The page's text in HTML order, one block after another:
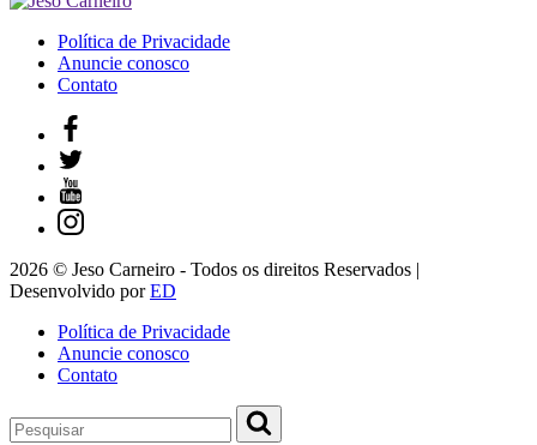
Política de Privacidade
Anuncie conosco
Contato
2026 © Jeso Carneiro - Todos os direitos Reservados |
Desenvolvido porED
Política de Privacidade
Anuncie conosco
Contato